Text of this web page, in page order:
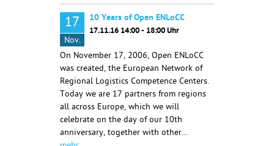
17
Nov.
10 Years of Open ENLoCC
17.11.16 14:00 - 18:00 Uhr
On November 17, 2006, Open ENLoCC
was created, the European Network of
Regional Logistics Competence Centers.
Today we are 17 partners from regions
all across Europe, which we will
celebrate on the day of our 10th
anniversary, together with other…